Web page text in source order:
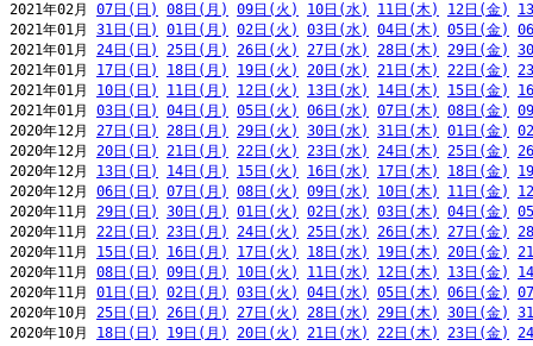
2021年02月 07日(日) 08日(月) 09日(火) 10日(水) 11日(木) 12日(金)
2021年01月 31日(日) 01日(月) 02日(火) 03日(水) 04日(木) 05日(金)
2021年01月 24日(日) 25日(月) 26日(火) 27日(水) 28日(木) 29日(金)
2021年01月 17日(日) 18日(月) 19日(火) 20日(水) 21日(木) 22日(金)
2021年01月 10日(日) 11日(月) 12日(火) 13日(水) 14日(木) 15日(金)
2021年01月 03日(日) 04日(月) 05日(火) 06日(水) 07日(木) 08日(金)
2020年12月 27日(日) 28日(月) 29日(火) 30日(水) 31日(木) 01日(金)
2020年12月 20日(日) 21日(月) 22日(火) 23日(水) 24日(木) 25日(金)
2020年12月 13日(日) 14日(月) 15日(火) 16日(水) 17日(木) 18日(金)
2020年12月 06日(日) 07日(月) 08日(火) 09日(水) 10日(木) 11日(金)
2020年11月 29日(日) 30日(月) 01日(火) 02日(水) 03日(木) 04日(金)
2020年11月 22日(日) 23日(月) 24日(火) 25日(水) 26日(木) 27日(金)
2020年11月 15日(日) 16日(月) 17日(火) 18日(水) 19日(木) 20日(金)
2020年11月 08日(日) 09日(月) 10日(火) 11日(水) 12日(木) 13日(金)
2020年11月 01日(日) 02日(月) 03日(火) 04日(水) 05日(木) 06日(金)
2020年10月 25日(日) 26日(月) 27日(火) 28日(水) 29日(木) 30日(金)
2020年10月 18日(日) 19日(月) 20日(火) 21日(水) 22日(木) 23日(金)